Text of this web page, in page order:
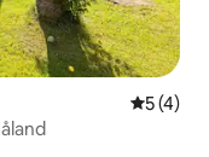
5 ud af 5
5 (4)